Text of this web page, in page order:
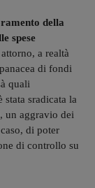
della
spese
a realtà
di fondi
quali
sradicata la
un aggravio dei
di poter
di controllo su